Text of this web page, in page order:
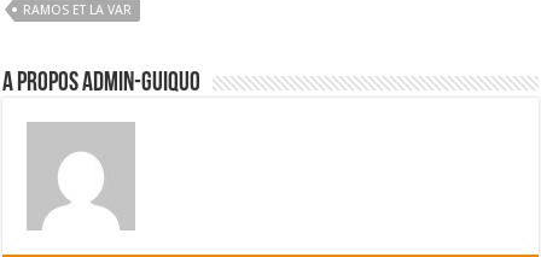
RAMOS ET LA VAR
A propos admin-guiquo